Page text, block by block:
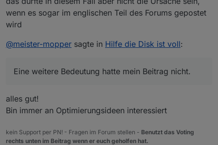
wenn es sogar im englischen Teil des Forums gepostet
wird
@meister-mopper sagte in Hilfe die Disk ist voll:
Eine weitere Bedeutung hatte mein Beitrag nicht.
alles gut!
Bin immer an Optimierungsideen interessiert
kein Support per PN! - Fragen im Forum stellen - Benutzt das Voting
rechts unten im Beitrag wenn er euch geholfen hat.